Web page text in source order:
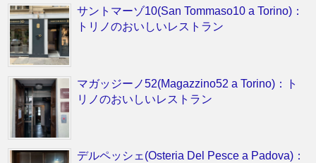
サントマーゾ10(San Tommaso10 a Torino)：
トリノのおいしいレストラン
マガッジーノ52(Magazzino52 a Torino)：ト
リノのおいしいレストラン
デルペッシェ(Osteria Del Pesce a Padova)：